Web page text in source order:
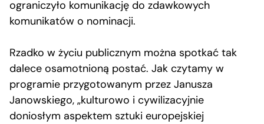
ograniczyło komunikację do zdawkowych
komunikatów o nominacji.
Rzadko w życiu publicznym można spotkać tak
dalece osamotnioną postać. Jak czytamy w
programie przygotowanym przez Janusza
Janowskiego, „kulturowo i cywilizacyjnie
doniosłym aspektem sztuki europejskiej